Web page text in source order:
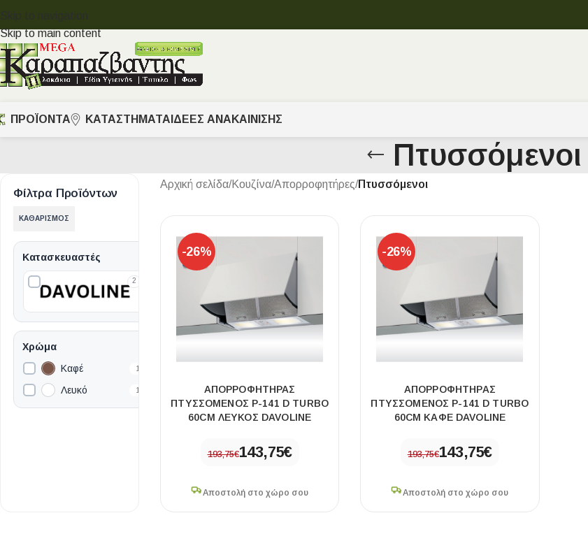
Skip to navigation
Skip to main content
ΠΡΟΪΟΝΤΑ ΚΑΤΑΣΤΗΜΑΤΑ ΙΔΈΕΣ ΑΝΑΚΑΊΝΙΣΗΣ
Πτυσσόμενοι
Φίλτρα Προϊόντων
ΚΑΘΑΡΙΣΜΌΣ
Κατασκευαστές
2
Χρώμα
Καφέ
1
Λευκό 1
Αρχική σελίδα/Κουζίνα/Απορροφητήρες/Πτυσσόμενοι
-26%
ΑΠΟΡΡΟΦΗΤΗΡΑΣ
ΠΤΥΣΣΟΜΕΝΟΣ P-141 D TURBO
60CM ΛΕΥΚΟΣ DAVOLINE
193,75€143,75€
Αποστολή στο χώρο σου
-26%
ΑΠΟΡΡΟΦΗΤΗΡΑΣ
ΠΤΥΣΣΟΜΕΝΟΣ P-141 D TURBO
60CM ΚΑΦΕ DAVOLINE
193,75€143,75€
Αποστολή στο χώρο σου